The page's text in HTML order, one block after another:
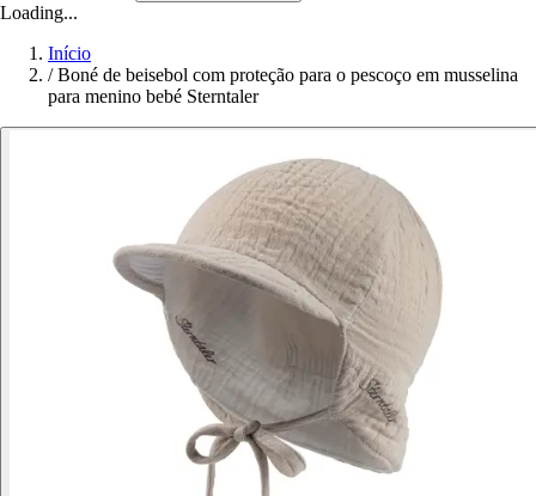
Loading...
Início
/ Boné de beisebol com proteção para o pescoço em musselina
para menino bebé Sterntaler